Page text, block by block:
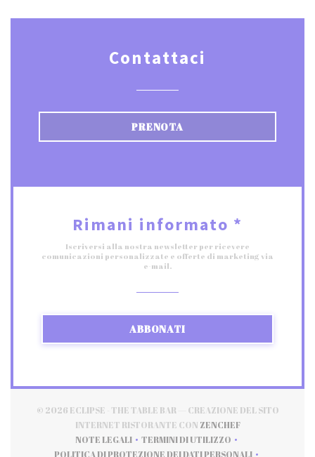
Contattaci
PRENOTA
Rimani informato *
Iscriversi alla nostra newsletter per ricevere
comunicazioni personalizzate e offerte di marketing via
e-mail.
ABBONATI
© 2026 ECLIPSE - THE TABLE BAR — CREAZIONE DEL SITO
INTERNET RISTORANTE CON ZENCHEF((APRE UNA
NOTE LEGALI
((APRE UNA NUOVA FINESTRA))
TERMINI DI UTILIZZO
((APRE UNA NUOVA
POLITICA DI PROTEZIONE DEI DATI PERSONALI